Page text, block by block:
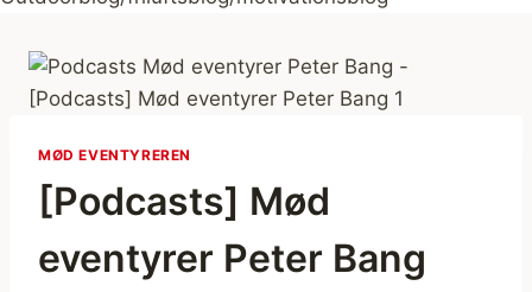
MØD EVENTYREREN
[Podcasts] Mød
eventyrer Peter Bang